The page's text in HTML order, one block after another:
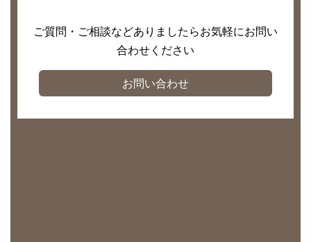
ご質問・ご相談などありましたらお気軽にお問い
合わせください
お問い合わせ